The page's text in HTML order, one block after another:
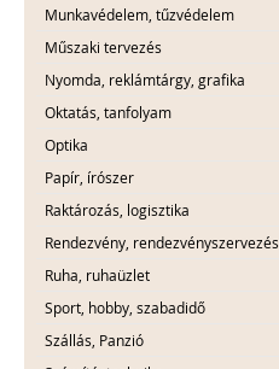
Munkavédelem, tűzvédelem
Műszaki tervezés
Nyomda, reklámtárgy, grafika
Oktatás, tanfolyam
Optika
Papír, írószer
Raktározás, logisztika
Rendezvény, rendezvényszervezés
Ruha, ruhaüzlet
Sport, hobby, szabadidő
Szállás, Panzió